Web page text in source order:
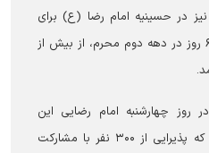
نیز در حسینیه امام رضا (ع) برای
عزاداران تدارک دیده شد و طی ۶ روز در دهه دوم محرم، از بیش از
چهارشنبه امام رضایی این
حسینیه میزبان ۳۸۰ عزادار بود که پذیرایی از ۳۰۰ نفر با مشارکت